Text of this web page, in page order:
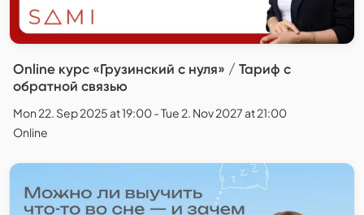
Online курс «Грузинский с нуля» / Тариф с
обратной связью
Mon 22. Sep 2025 at 19:00 - Tue 2. Nov 2027 at 21:00
Online